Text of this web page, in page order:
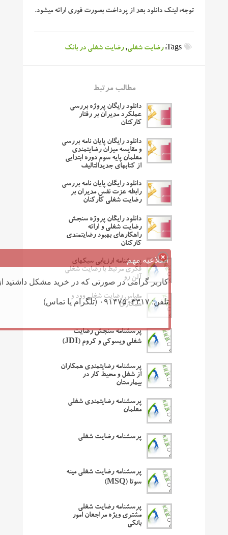
توجه: لینک دانلود بعد از پرداخت بصورت فوری ارائه میشود.
Tags: رضایت شغلی,رضایت شغلی در بانک
مطالب مرتبط
دانلود رایگان پروژه بررسی
عملکرد مدیران بر رفتار
کارکنان
دانلود رایگان پایان نامه بررسی
و مقایسه میزان رضایتمندی
معلمان پایه سوم دوره ابتدایی
از کتابهای جدیدالتالیف
دانلود رایگان پایان نامه بررسی
رابطه عزت نفس مدیران بر
رضایت شغلی کارکنان
دانلود رایگان پروژه سنجش
رضایت شغلی و ارائه
راهکارهای بهبود رضایتمندی
کارکنان
پرسشنامه ارزیابی سبکهای
فکری مرتبط با رضایت شغلی
آلن رو
مقیاس رضایت شغلی وود و
همکاران
پرسشنامه سنجش رضایت
شغلی ویسوکی و کروم (JDI)
پرسشنامه رضایتمندی همکاران
از شغل و محیط کار در
بیمارستان
پرسشنامه رضایتمندی شغلی
معلمان
پرسشنامه رضایت شغلی
پرسشنامه رضایت شغلی مینه
سوتا (MSQ)
پرسشنامه رضایت شغلی
مشتری ویژه مراجعان امور
بانکی
اطلاعیه مهم
کاربر گرامی در صورتی که در خرید مشکل داشتید
تلفن: ۰۹۱۴۷۵۰۳۳۱۷ (تلگرام یا تماس)